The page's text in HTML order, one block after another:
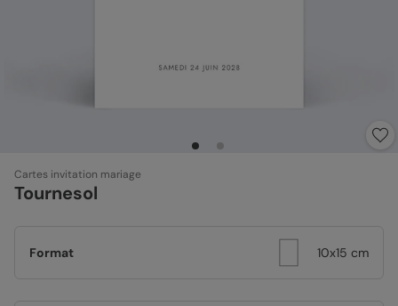
Cartes invitation mariage
Tournesol
Format 10x15 cm